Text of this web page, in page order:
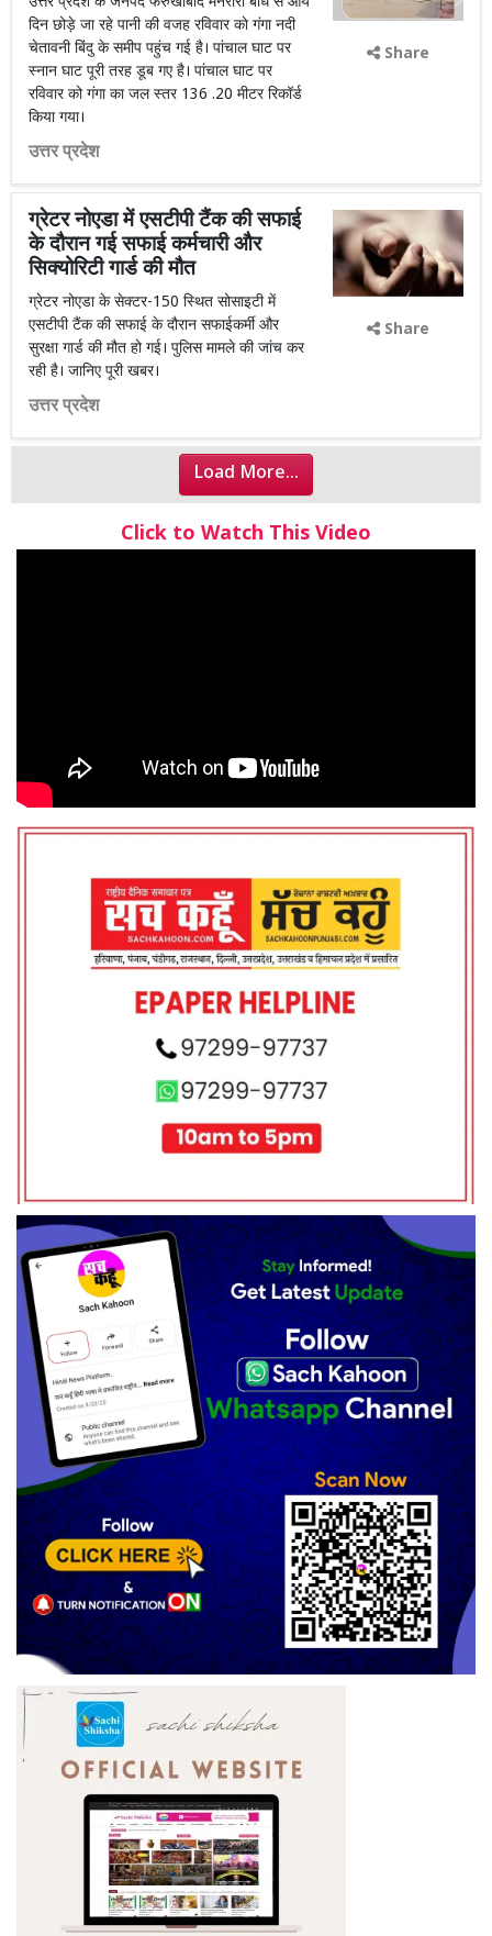
दिन छोड़े जा रहे पानी की वजह रविवार काे गंगा नदी
चेतावनी बिंदु के समीप पहुंच गई है। पांचाल घाट पर
स्नान घाट पूरी तरह डूब गए है। पांचाल घाट पर
रविवार को गंगा का जल स्तर 136 .20 मीटर रिकॉर्ड
किया गया।
उत्तर प्रदेश
Share
ग्रेटर नोएडा में एसटीपी टैंक की सफाई
के दौरान गई सफाई कर्मचारी और
सिक्योरिटी गार्ड की मौत
ग्रेटर नोएडा के सेक्टर-150 स्थित सोसाइटी में
एसटीपी टैंक की सफाई के दौरान सफाईकर्मी और
सुरक्षा गार्ड की मौत हो गई। पुलिस मामले की जांच कर
रही है। जानिए पूरी खबर।
उत्तर प्रदेश
Share
Load More...
Click to Watch This Video